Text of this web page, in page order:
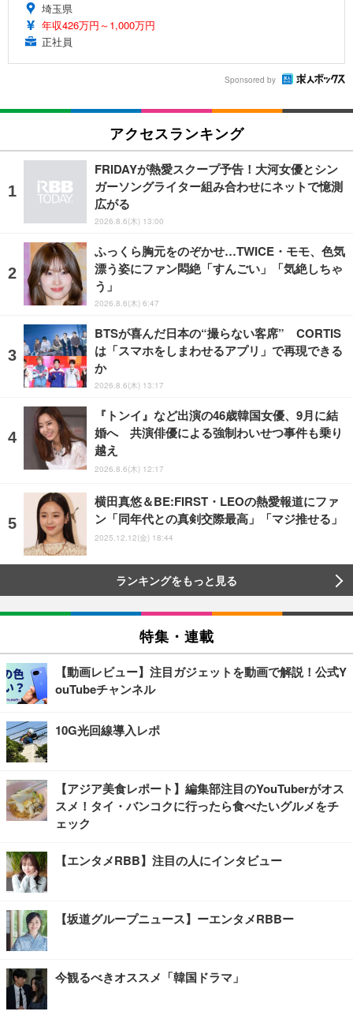
埼玉県
年収426万円～1,000万円
正社員
Sponsored by
アクセスランキング
FRIDAYが熱愛スクープ予告！大河女優とシン
ガーソングライター組み合わせにネットで憶測
広がる
2026.8.6(木) 13:00
ふっくら胸元をのぞかせ…TWICE・モモ、色気
漂う姿にファン悶絶「すんごい」「気絶しちゃ
う」
2026.8.6(木) 6:47
BTSが喜んだ日本の“撮らない客席” CORTIS
は「スマホをしまわせるアプリ」で再現できる
か
2026.8.6(木) 13:17
『トンイ』など出演の46歳韓国女優、9月に結
婚へ 共演俳優による強制わいせつ事件も乗り
越え
2026.8.6(木) 12:17
横田真悠＆BE:FIRST・LEOの熱愛報道にファ
ン「同年代との真剣交際最高」「マジ推せる」
2025.12.12(金) 18:44
ランキングをもっと見る
特集・連載
【動画レビュー】注目ガジェットを動画で解説！公式Y
ouTubeチャンネル
10G光回線導入レポ
【アジア美食レポート】編集部注目のYouTuberがオス
スメ！タイ・バンコクに行ったら食べたいグルメをチ
ェック
【エンタメRBB】注目の人にインタビュー
【坂道グループニュース】ーエンタメRBBー
今観るべきオススメ「韓国ドラマ」